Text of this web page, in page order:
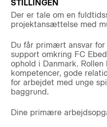
STILLINGEN
Der er tale om en
projektansættelse med
Du får primært ansvar
support omkring FC
ophold i Danmark.
kompetencer, gode
for arbejdet med unge
baggrund.
Dine primære